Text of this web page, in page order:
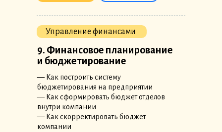
9. Финансовое планирование
и бюджетирование
— Как построить систему
бюджетирования на предприятии
— Как сформировать бюджет отделов
внутри компании
— Как скорректировать бюджет
компании
Управление финансами